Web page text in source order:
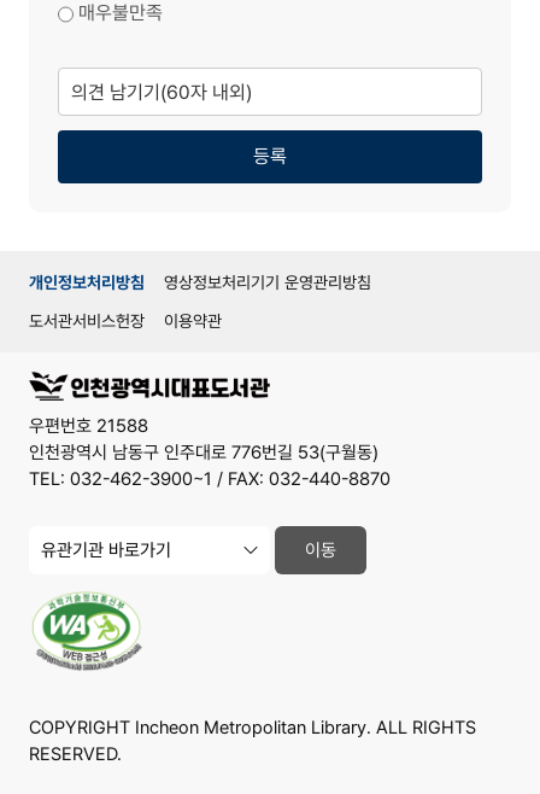
매우불만족
의
견
남
기
등록
개인정보처리방침
영상정보처리기기 운영관리방침
도서관서비스헌장
이용약관
우편번호 21588
인천광역시 남동구 인주대로 776번길 53(구월동)
TEL: 032-462-3900~1 / FAX: 032-440-8870
COPYRIGHT Incheon Metropolitan Library. ALL RIGHTS
RESERVED.
관
관
사
이
트
가
기
이동